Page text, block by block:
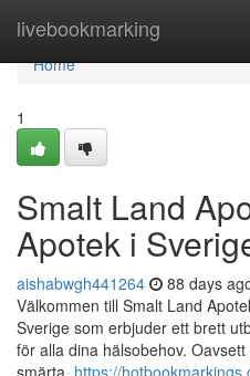
livebookmarking
Home
Home
1
Smalt Land
Apotek i
aishabwgh441264 88 days
Välkommen till Smalt Land
Sverige som erbjuder ett brett
för alla dina hälsobehov.
smärta, https://